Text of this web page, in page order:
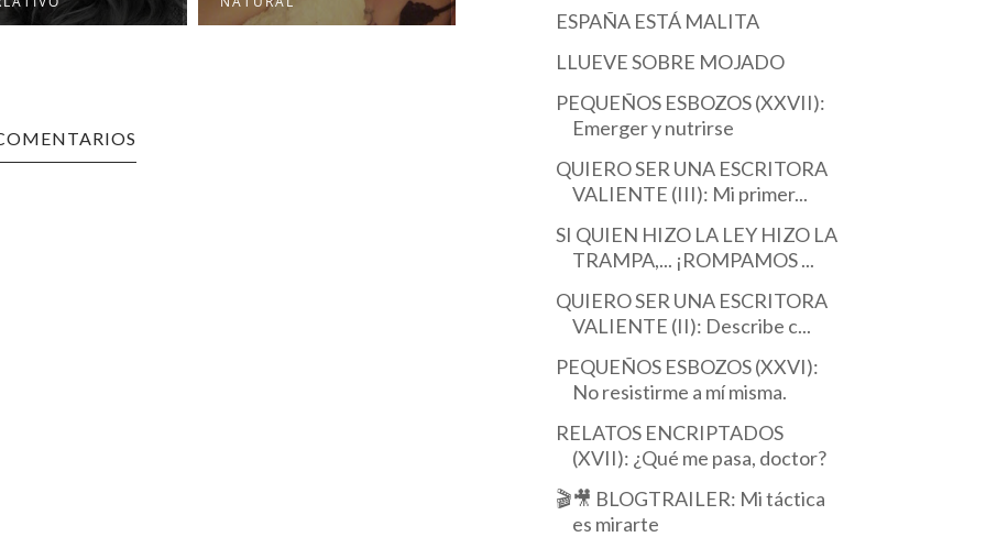
ESPAÑA ESTÁ MALITA
LLUEVE SOBRE MOJADO
PEQUEÑOS ESBOZOS (XXVII):
Emerger y nutrirse
QUIERO SER UNA ESCRITORA
VALIENTE (III): Mi primer...
SI QUIEN HIZO LA LEY HIZO LA
TRAMPA,... ¡ROMPAMOS ...
QUIERO SER UNA ESCRITORA
VALIENTE (II): Describe c...
PEQUEÑOS ESBOZOS (XXVI):
No resistirme a mí misma.
RELATOS ENCRIPTADOS
(XVII): ¿Qué me pasa, doctor?
🎬🎥 BLOGTRAILER: Mi táctica
es mirarte